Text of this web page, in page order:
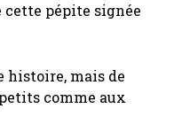
pépite signée
histoire, mais de
comme aux